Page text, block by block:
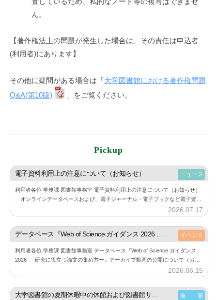
ん。
【著作権法上の問題が発生した場合は、その責任は申込者
(利用者)にあります】
その他に疑問がある場合は「大学図書館における著作権問題
Q&A(第10版)
」をご覧ください。
Pickup
2026.07.17
神
館
電子資料利用上の注意について（お知らせ） ニュース
利用者各位 学務課 図書館事務室 電子資料利用上の注意について（お知らせ）
オンラインデータベースおよび、電子ジャーナル・電子ブックなど電子資料
の利用にあたり、下記の点にご注意しご利用ください。 また、利用する際に
は必…
2026.06.15
神
データベース『Web of Science ガイダンス 2026 ― 研究に役立つ論文の集め方ー』アーカイブ動画の公開について（お知らせ） イベント
利用者各位 学務課 図書館事務室 データベース『Web of Science ガイダンス
2026 ― 研究に役立つ論文の集め方ー』アーカイブ動画の公開について（お知
大学図書館の夏期休暇中の休館および図書館サービスについて（お知らせ） 重 要